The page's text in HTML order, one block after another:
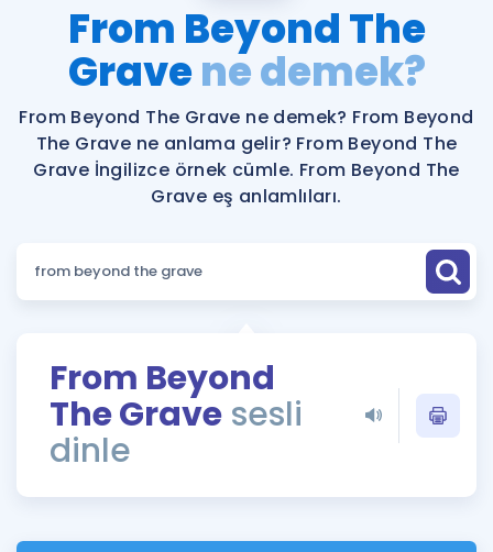
Şifremi Hatırlamıyorum
Katılımcı Görüşleri
Faydalı Araçlar
Ücretsiz Kaynaklar
Kampanyalar
Blog
Blog
İngilizce Gramer
Kariyer
From Beyond The
Gravene demek?
From Beyond The Grave ne demek? From Beyond
The Grave ne anlama gelir? From Beyond The
Grave İngilizce örnek cümle. From Beyond The
Grave eş anlamlıları.
From Beyond
The Grave sesli
dinle